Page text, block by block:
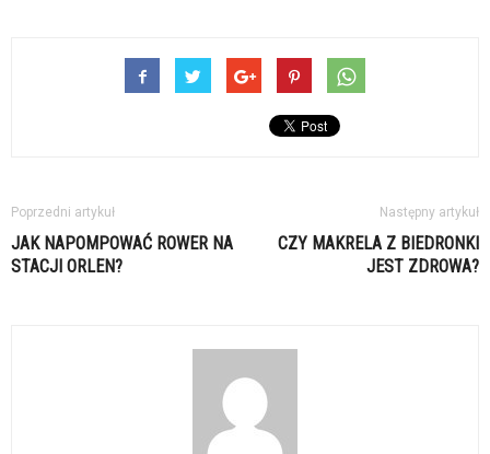
Poprzedni artykuł
JAK NAPOMPOWAĆ ROWER NA
STACJI ORLEN?
Następny artykuł
CZY MAKRELA Z BIEDRONKI
JEST ZDROWA?